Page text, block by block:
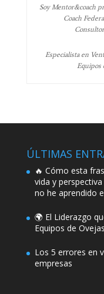
Soy Mentor&coach
Coach
Especialista en
Equipos
ÚLTIMAS
🔥 Cómo esta
vida y
no he aprendido
🌍 El Liderazgo
Equipos de
Los 5 errores en
empresas